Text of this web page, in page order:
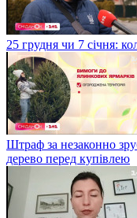
25 грудня чи 7 січня:
Штраф за незаконно
дерево перед купівлею